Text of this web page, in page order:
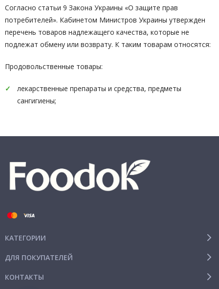
Согласно статьи 9 Закона Украины «О защите прав
потребителей». Кабинетом Министров Украины утвержден
перечень товаров надлежащего качества, которые не
подлежат обмену или возврату. К таким товарам относятся:
Продовольственные товары:
лекарственные препараты и средства, предметы
сангигиены;
КАТЕГОРИИ
ДЛЯ ПОКУПАТЕЛЕЙ
КОНТАКТЫ